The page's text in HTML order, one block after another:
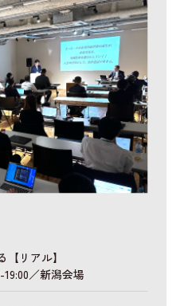
リアル】
19:00／新潟会場